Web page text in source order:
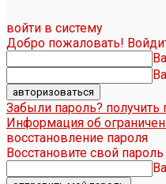
войти в систему
Добро пожаловать!
Забыли пароль?
Информация об
восстановление пароля
Восстановите свой пароль